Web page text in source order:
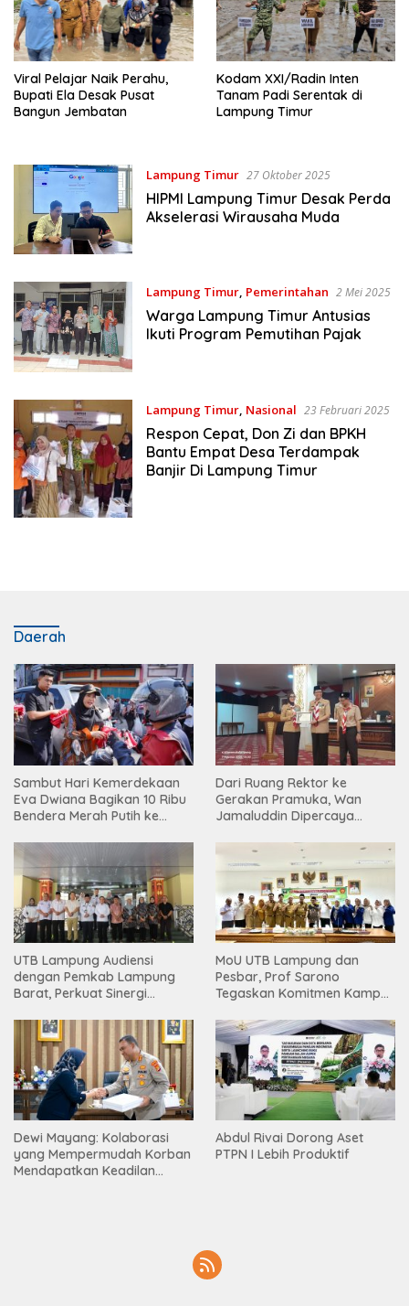
Viral Pelajar Naik Perahu,
Bupati Ela Desak Pusat
Bangun Jembatan
Kodam XXI/Radin Inten
Tanam Padi Serentak di
Lampung Timur
Lampung Timur 27 Oktober 2025
HIPMI Lampung Timur Desak Perda
Akselerasi Wirausaha Muda
Lampung Timur, Pemerintahan 2 Mei 2025
Warga Lampung Timur Antusias
Ikuti Program Pemutihan Pajak
Lampung Timur, Nasional 23 Februari 2025
Respon Cepat, Don Zi dan BPKH
Bantu Empat Desa Terdampak
Banjir Di Lampung Timur
Daerah
Sambut Hari Kemerdekaan
Eva Dwiana Bagikan 10 Ribu
Bendera Merah Putih ke
Dari Ruang Rektor ke
Gerakan Pramuka, Wan
Jamaluddin Dipercaya
UTB Lampung Audiensi
dengan Pemkab Lampung
Barat, Perkuat Sinergi
Tinggi
MoU UTB Lampung dan
Pesbar, Prof Sarono
Tegaskan Komitmen Kampus
Masyarakat
Dewi Mayang: Kolaborasi
yang Mempermudah Korban
Mendapatkan Keadilan
Abdul Rivai Dorong Aset
PTPN I Lebih Produktif